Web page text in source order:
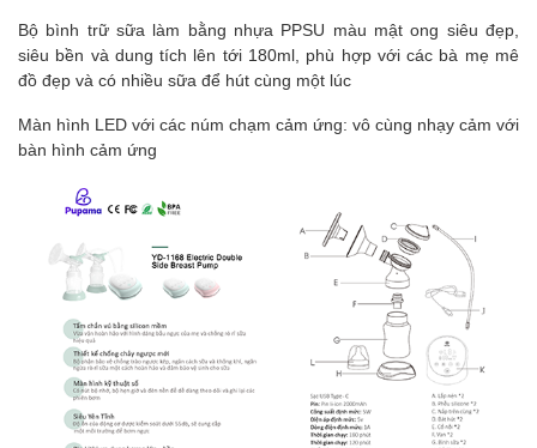
Bộ bình trữ sữa làm bằng nhựa PPSU màu mật ong siêu đẹp,
siêu bền và dung tích lên tới 180ml, phù hợp với các bà mẹ mê
đồ đẹp và có nhiều sữa để hút cùng một lúc
Màn hình LED với các núm chạm cảm ứng: vô cùng nhạy cảm với
bàn hình cảm ứng